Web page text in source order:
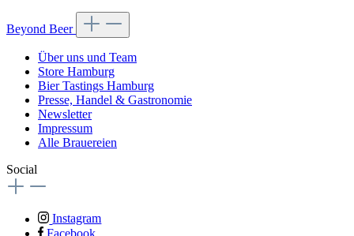
Beyond Beer
Über uns und Team
Store Hamburg
Bier Tastings Hamburg
Presse, Handel & Gastronomie
Newsletter
Impressum
Alle Brauereien
Social
Instagram
Facebook